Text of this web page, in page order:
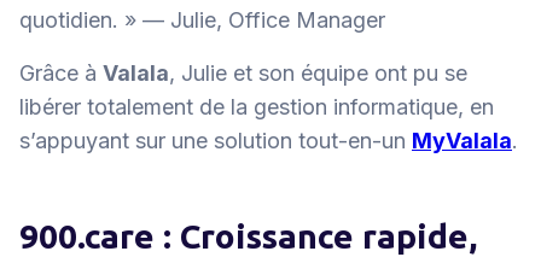
quotidien. » — Julie, Office Manager
Grâce à Valala, Julie et son équipe ont pu se
libérer totalement de la gestion informatique, en
s’appuyant sur une solution tout-en-un MyValala.
900.care : Croissance rapide,